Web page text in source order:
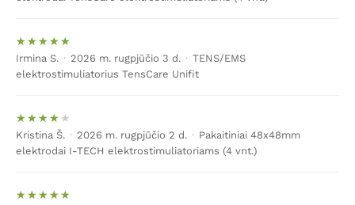
– tai specialus prietaisas, stimuliuojantis nervus
pavadinimas –
stimuliacija. Taigi, visi elektrostimuliatoriai, pažymėti
Siunčiami elektriniai impulsai slopina nemalonius
pojūčius ir leidžia žmogui pasijusti geriau. Jei prietaisas
pakeisti programas ir nesirinkti visada vienos ir tos
Irmina S. · 2026 m. rugpjūčio 3 d. · TENS/EMS
elektrostimuliatorius TensCare Unifit
Kristina Š. · 2026 m. rugpjūčio 2 d. · Pakaitiniai 48x48mm
elektrodai I-TECH elektrostimuliatoriams (4 vnt.)